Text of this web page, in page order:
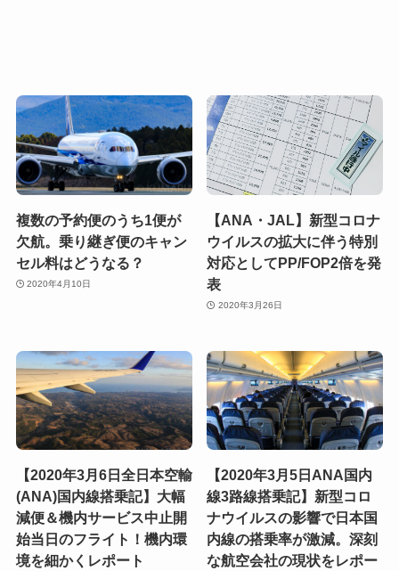
複数の予約便のうち1便が
欠航。乗り継ぎ便のキャン
セル料はどうなる？
2020年4月10日
【ANA・JAL】新型コロナ
ウイルスの拡大に伴う特別
対応としてPP/FOP2倍を発
表
2020年3月26日
【2020年3月6日全日本空輸
(ANA)国内線搭乗記】大幅
減便＆機内サービス中止開
始当日のフライト！機内環
境を細かくレポート
【2020年3月5日ANA国内
線3路線搭乗記】新型コロ
ナウイルスの影響で日本国
内線の搭乗率が激減。深刻
な航空会社の現状をレポー